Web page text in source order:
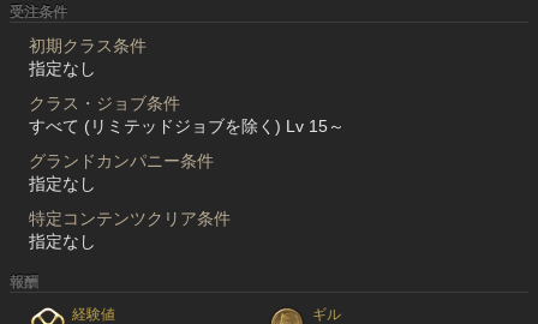
受注条件
初期クラス条件
指定なし
クラス・ジョブ条件
すべて (リミテッドジョブを除く) Lv 15～
グランドカンパニー条件
指定なし
特定コンテンツクリア条件
指定なし
報酬
経験値
ギル